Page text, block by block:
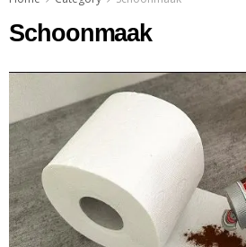
Schoonmaak